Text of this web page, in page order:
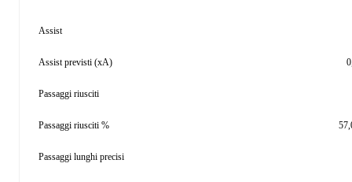
Assist
Assist previsti (xA)
Passaggi riusciti
Passaggi riusciti %
Passaggi lunghi precisi